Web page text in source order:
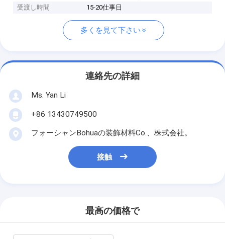
受渡し時間
15-20仕事日
多くを見て下さい
連絡先の詳細
Ms. Yan Li
+86 13430749500
フォーシャンBohuaの装飾材料Co.、株式会社。
接触
最高の価格で